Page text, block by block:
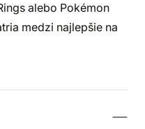
alebo Pokémon
medzi najlepšie na